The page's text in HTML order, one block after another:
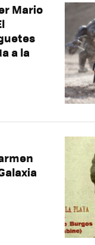
Mario
a la